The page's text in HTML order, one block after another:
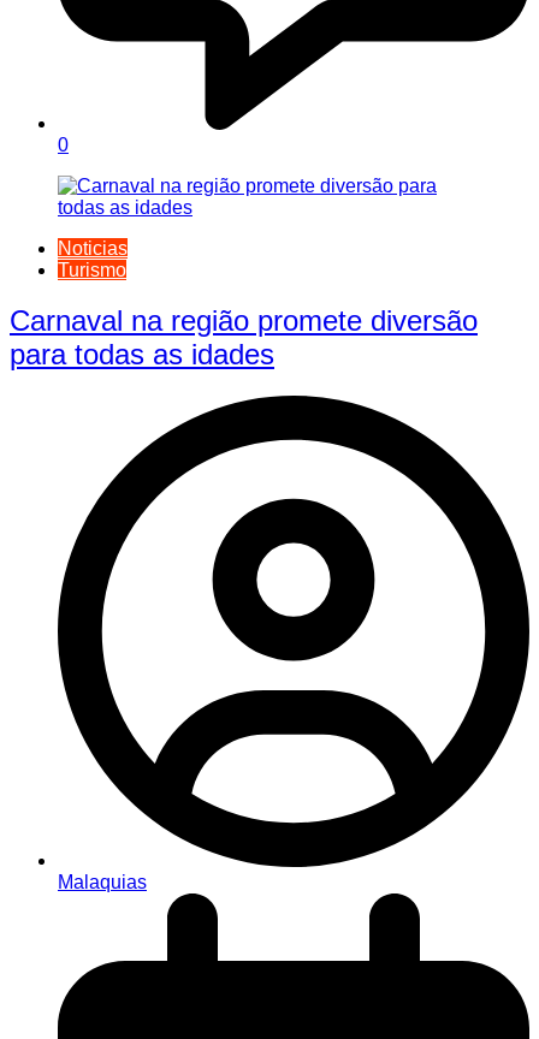
0
Noticias
Turismo
Carnaval na região promete diversão
para todas as idades
Malaquias